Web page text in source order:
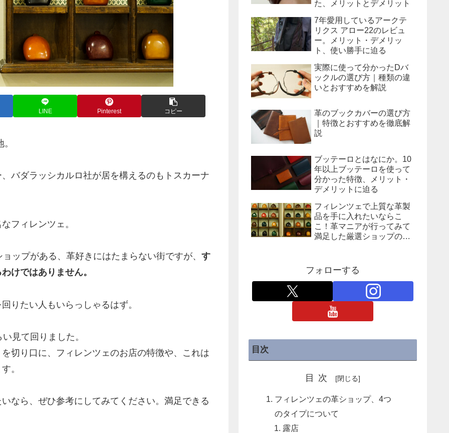
LINE Pinterest コピー
バダラッシカルロ社が居を構えるのもトスカーナ
フィレンツェ。
ップがある、革好きにはたまらない街ですが、 す
けではありません。
りたい人もいらっしゃるはず。
見て回りました。
を切り口に、フィレンツェのお店の特徴や、これは
。
なら、ぜひ参考にしてみてください。満足できる
た、メリットとデメリット
7年愛用しているアークテ
リクス アロー22のレビュ
ー。メリット・デメリッ
ト、使い勝手に迫る
実際に使って分かったDバ
ックルの選び方｜種類の違
いとおすすめを解説
革のブックカバーの選び方
｜特徴とおすすめを徹底解
説
ブッテーロとはなにか。10
年以上ブッテーロを使って
分かった特徴、メリット・
デメリットに迫る
フィレンツェで上質な革製
品を手に入れたいならこ
こ！革マニアが行ってみて
満足した厳選ショップの紹
フォローする
目次
目次
フィレンツェの革ショップ、4つ
のタイプについて
露店